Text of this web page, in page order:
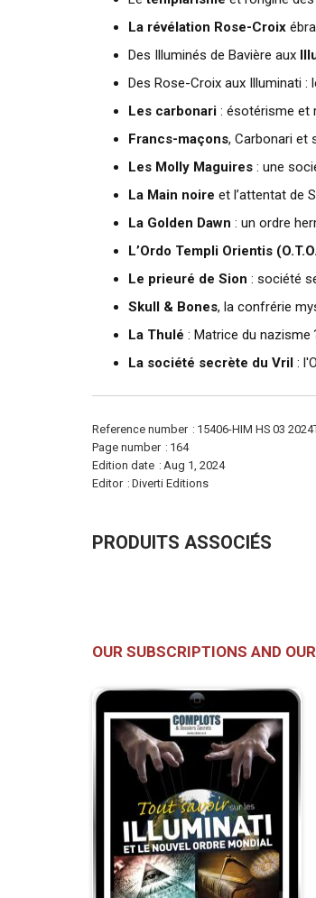
La révélation Rose-Croix
Des Illuminés de Bavière aux
Des Rose-Croix aux Illuminati
Les carbonari : ésotérisme et
Francs-maçons, Carbonari et
Les Molly Maguires : une
La Main noire et l’attentat de
La Golden Dawn : un ordre
L’Ordo Templi Orientis
Le prieuré de Sion : société
Skull & Bones, la confrérie
La Thulé : Matrice du nazisme
La société secrète du Vril :
More
Information
Reference number
15406-HIM HS 03
Page number
164
Edition date
Aug 1, 2024
Editor
Diverti Editions
PRODUITS ASSOCIÉS
OUR SUBSCRIPTIONS AND